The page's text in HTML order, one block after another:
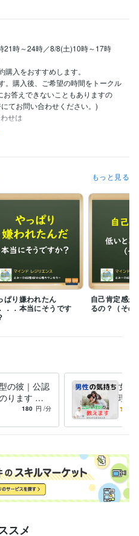
時～24時／8/8(土)10時～17時
入をおすすめします。
。購入後、ご希望の時間をトークル
答えできないこともありますの
てお問い合わせください。)
機応変にご対応が可能ですのでご
対応いたします。
のほうに従事しておりますので、
合がございます。
機応変にご対応が可能ですのでご
ましたら、遠慮なくDMからお問い
ストラクター
ー・コーチ
~ 現在
2021年8月
テップ 自分を変えるための教科
もっと見る
ぱり嫌われたん
．．本当にそうです
自己肯定感が
るの？（その
の彼｜公認
ります 音
ー。回避依
180 円 /分
女性
理を
に私
スメ